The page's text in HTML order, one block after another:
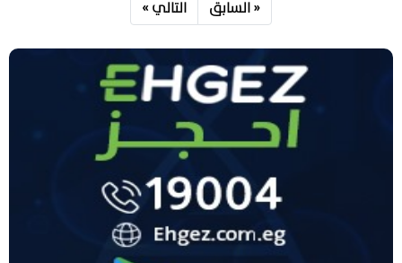
« السابق التالي »